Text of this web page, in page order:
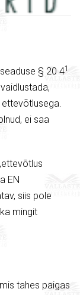
§ 20 41
ei saa
EN
siis pole
mingit
tahes paigas